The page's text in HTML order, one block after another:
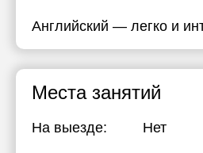
Английский — легко и
Места занятий
На выезде: Нет